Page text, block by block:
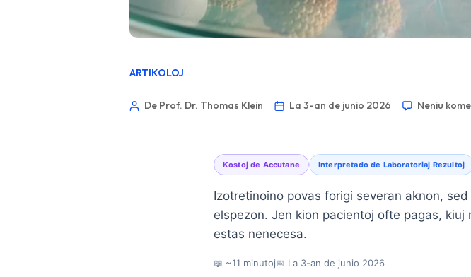
ARTIKOLOJ
De Prof. Dr. Thomas Klein La 3-an de junio 2026 Neniu
Kostoj de Accutane Interpretado de Laboratoriaj Rezultoj
Izotretinoino povas forigi severan aknon,
elspezon. Jen kion pacientoj ofte pagas,
estas nenecesa.
📖 ~11 minutoj📅 La 3-an de junio 2026